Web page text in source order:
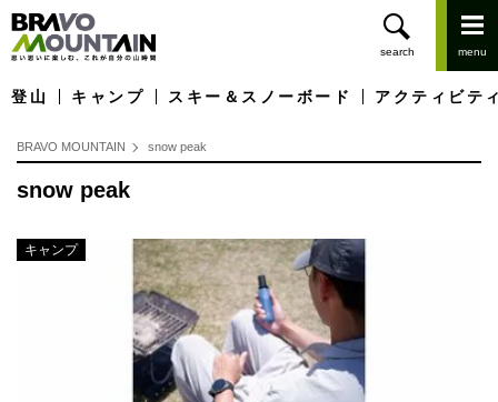
登山 キャンプ スキー＆スノーボード アクティビテ
BRAVO MOUNTAIN snow peak
snow peak
キャンプ